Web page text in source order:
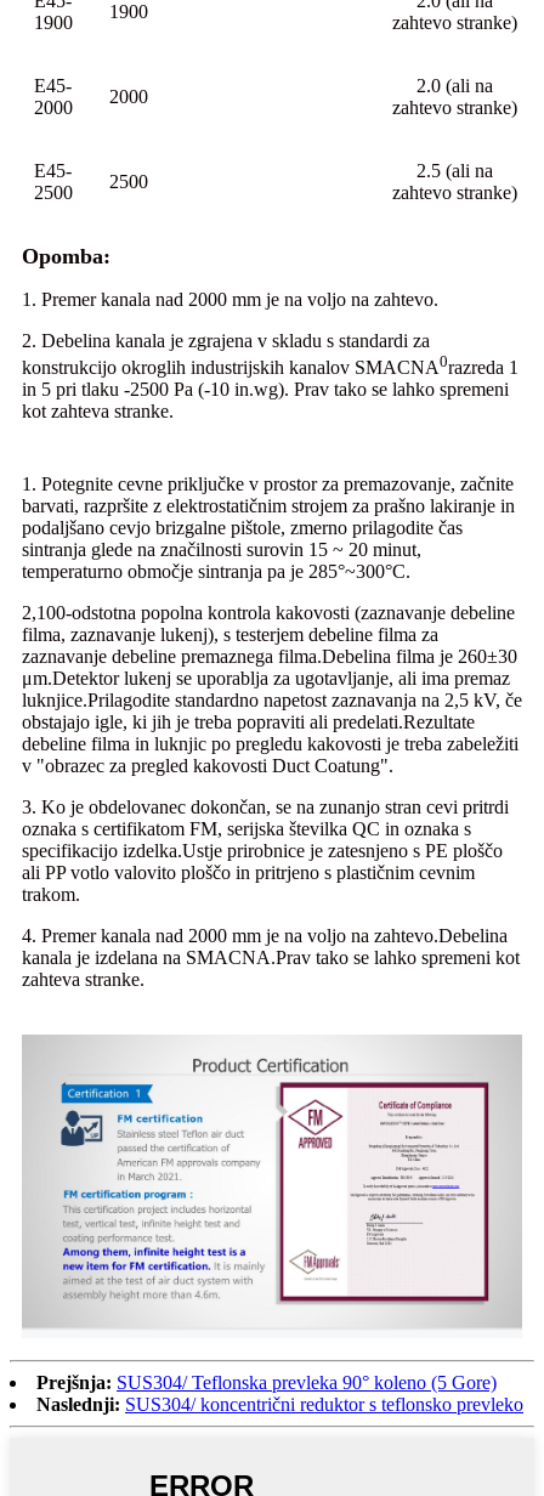
1900
1900
zahtevo stranke)
E45-
2000
2000
2.0 (ali na
zahtevo stranke)
E45-
2500
2500
2.5 (ali na
zahtevo stranke)
Opomba:
1. Premer kanala nad 2000 mm je na voljo na zahtevo.
2. Debelina kanala je zgrajena v skladu s standardi za
konstrukcijo okroglih industrijskih kanalov SMACNA0razreda 1
in 5 pri tlaku -2500 Pa (-10 in.wg). Prav tako se lahko spremeni
kot zahteva stranke.
1. Potegnite cevne priključke v prostor za premazovanje, začnite
barvati, razpršite z elektrostatičnim strojem za prašno lakiranje in
podaljšano cevjo brizgalne pištole, zmerno prilagodite čas
sintranja glede na značilnosti surovin 15 ~ 20 minut,
temperaturno območje sintranja pa je 285°~300°C.
2,100-odstotna popolna kontrola kakovosti (zaznavanje debeline
filma, zaznavanje lukenj), s testerjem debeline filma za
zaznavanje debeline premaznega filma.Debelina filma je 260±30
μm.Detektor lukenj se uporablja za ugotavljanje, ali ima premaz
luknjice.Prilagodite standardno napetost zaznavanja na 2,5 kV, če
obstajajo igle, ki jih je treba popraviti ali predelati.Rezultate
debeline filma in luknjic po pregledu kakovosti je treba zabeležiti
v "obrazec za pregled kakovosti Duct Coatung".
3. Ko je obdelovanec dokončan, se na zunanjo stran cevi pritrdi
oznaka s certifikatom FM, serijska številka QC in oznaka s
specifikacijo izdelka.Ustje prirobnice je zatesnjeno s PE ploščo
ali PP votlo valovito ploščo in pritrjeno s plastičnim cevnim
trakom.
4. Premer kanala nad 2000 mm je na voljo na zahtevo.Debelina
kanala je izdelana na SMACNA.Prav tako se lahko spremeni kot
zahteva stranke.
Prejšnja: SUS304/ Teflonska prevleka 90° koleno (5 Gore)
Naslednji: SUS304/ koncentrični reduktor s teflonsko prevleko